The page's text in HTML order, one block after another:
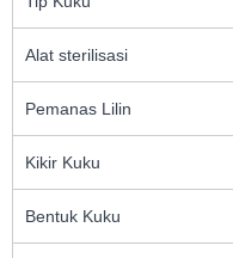
Alat sterilisasi
Pemanas Lilin
Kikir Kuku
Bentuk Kuku